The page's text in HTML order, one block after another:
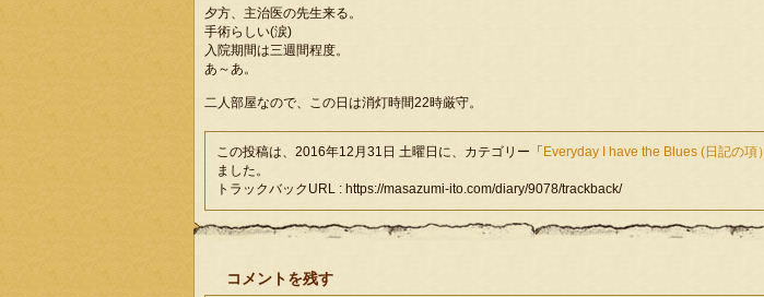
夕方、主治医の先生来る。
手術らしい(涙)
入院期間は三週間程度。
あ～あ。
二人部屋なので、この日は消灯時間22時厳守。
この投稿は、2016年12月31日 土曜日に、カテゴリー「 Everyday I have the Blues (日記の項）
ました。
トラックバックURL : https://masazumi-ito.com/diary/9078/trackback/
コメントを残す